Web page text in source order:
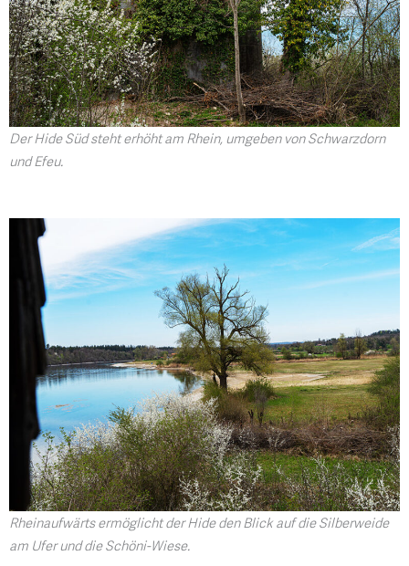
Der Hide Süd steht erhöht am Rhein, umgeben von Schwarzdorn
und Efeu.
Rheinaufwärts ermöglicht der Hide den Blick auf die Silberweide
am Ufer und die Schöni-Wiese.